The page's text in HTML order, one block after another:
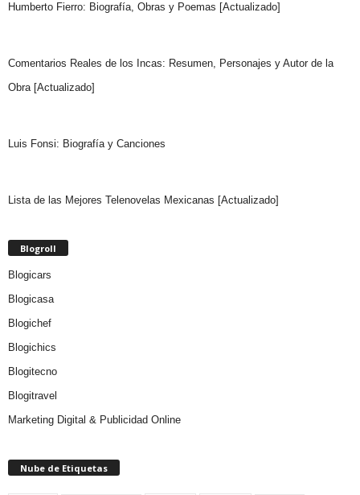
Humberto Fierro: Biografía, Obras y Poemas [Actualizado]
Comentarios Reales de los Incas: Resumen, Personajes y Autor de la
Obra [Actualizado]
Luis Fonsi: Biografía y Canciones
Lista de las Mejores Telenovelas Mexicanas [Actualizado]
Blogroll
Blogicars
Blogicasa
Blogichef
Blogichics
Blogitecno
Blogitravel
Marketing Digital & Publicidad Online
Nube de Etiquetas